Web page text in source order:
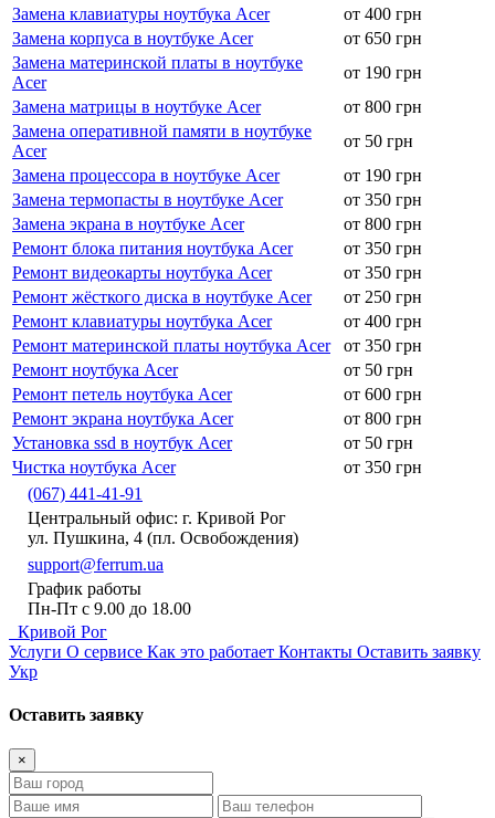
Замена клавиатуры ноутбука Acer
от 400 грн
Замена корпуса в ноутбуке Acer
от 650 грн
Замена материнской платы в ноутбуке
Acer
от 190 грн
Замена матрицы в ноутбуке Acer
от 800 грн
Замена оперативной памяти в ноутбуке
Acer
от 50 грн
Замена процессора в ноутбуке Acer
от 190 грн
Замена термопасты в ноутбуке Acer
от 350 грн
Замена экрана в ноутбуке Acer
от 800 грн
Ремонт блока питания ноутбука Acer
от 350 грн
Ремонт видеокарты ноутбука Acer
от 350 грн
Ремонт жёсткого диска в ноутбуке Acer
от 250 грн
Ремонт клавиатуры ноутбука Acer
от 400 грн
Ремонт материнской платы ноутбука Acer
от 350 грн
Ремонт ноутбука Acer
от 50 грн
Ремонт петель ноутбука Acer
от 600 грн
Ремонт экрана ноутбука Acer
от 800 грн
Установка ssd в ноутбук Acer
от 50 грн
Чистка ноутбука Acer
от 350 грн
(067) 441-41-91
Центральный офис: г. Кривой Рог
ул. Пушкина, 4 (пл. Освобождения)
support@ferrum.ua
График работы
Пн-Пт с 9.00 до 18.00
Кривой Рог
Услуги О сервисе Как это работает Контакты Оставить заявку
Укр
Оставить заявку
×